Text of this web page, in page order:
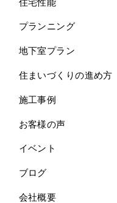
住宅性能
プランニング
地下室プラン
住まいづくりの進め方
施工事例
お客様の声
イベント
ブログ
会社概要